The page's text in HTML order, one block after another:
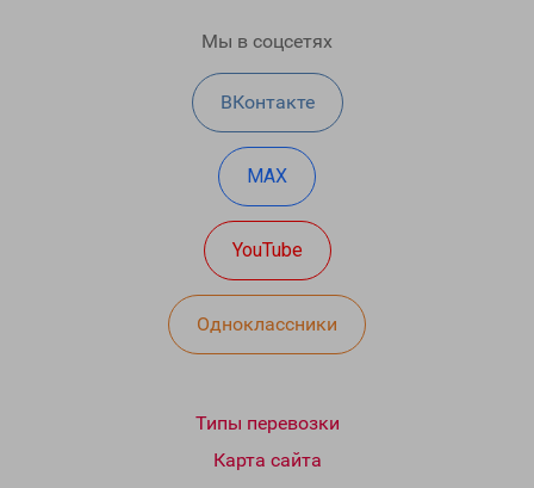
Мы в соцсетях
ВКонтакте
MAX
YouTube
Одноклассники
Типы перевозки
Карта сайта